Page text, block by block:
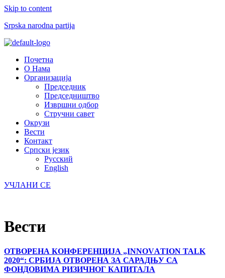
Skip to content
Srpska narodna partija
Menu
Почетна
О Нама
Организација
Председник
Председништво
Извршни одбор
Стручни савет
Окрузи
Вести
Контакт
Српски језик
Русский
English
УЧЛАНИ СЕ
Вести
ОТВОРЕНА КОНФЕРЕНЦИЈА „INNOVАTION TALK
2020“: СРБИЈА ОТВОРЕНА ЗА САРАДЊУ СА
ФОНДОВИМА РИЗИЧНОГ КАПИТАЛА